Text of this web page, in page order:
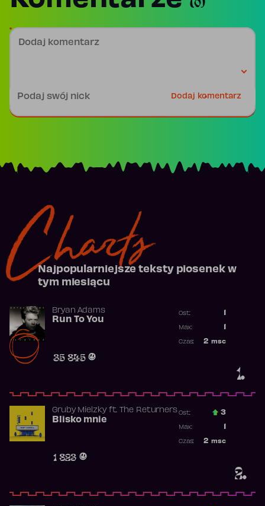
Dodaj komentarz
Dodaj komentarz
Charts
Najpopularniejsze teksty piosenek w
tym miesiącu
1.
Bryan Adams
Run To You
35 845
Ost.:
Max:
2 msc
Czas:
2.
Gruby Mielzkyft. The Returners
Blisko mnie
1 823
Ost.: 3
Max:
2 msc
Czas: